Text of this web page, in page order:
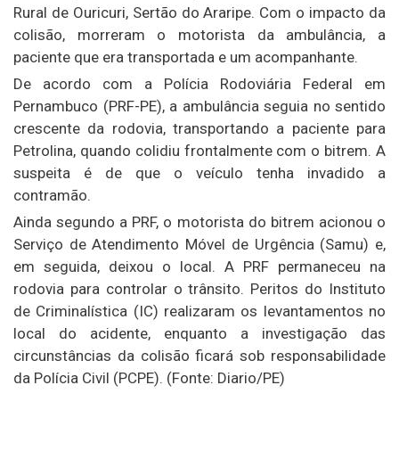
Rural de Ouricuri, Sertão do Araripe. Com o impacto da
colisão, morreram o motorista da ambulância, a
paciente que era transportada e um acompanhante.
De acordo com a Polícia Rodoviária Federal em
Pernambuco (PRF-PE), a ambulância seguia no sentido
crescente da rodovia, transportando a paciente para
Petrolina, quando colidiu frontalmente com o bitrem. A
suspeita é de que o veículo tenha invadido a
contramão.
Ainda segundo a PRF, o motorista do bitrem acionou o
Serviço de Atendimento Móvel de Urgência (Samu) e,
em seguida, deixou o local. A PRF permaneceu na
rodovia para controlar o trânsito. Peritos do Instituto
de Criminalística (IC) realizaram os levantamentos no
local do acidente, enquanto a investigação das
circunstâncias da colisão ficará sob responsabilidade
da Polícia Civil (PCPE). (Fonte: Diario/PE)